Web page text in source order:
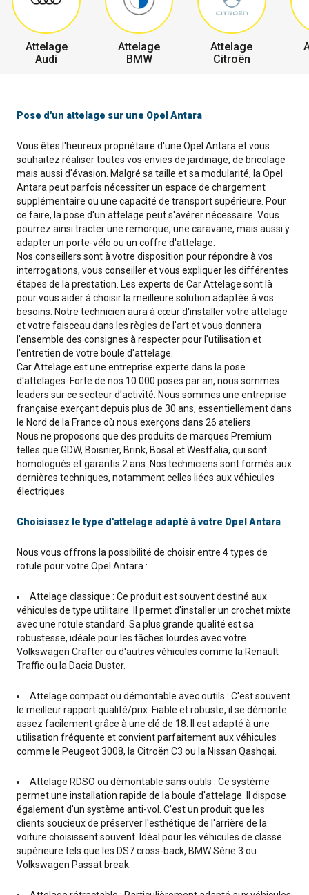
Attelage
Audi
Attelage
BMW
Attelage
Citroën
Pose d'un attelage sur une Opel Antara
Vous êtes l'heureux propriétaire d'une Opel Antara et vous
souhaitez réaliser toutes vos envies de jardinage, de bricolage
mais aussi d'évasion. Malgré sa taille et sa modularité, la Opel
Antara peut parfois nécessiter un espace de chargement
supplémentaire ou une capacité de transport supérieure. Pour
ce faire, la pose d'un attelage peut s'avérer nécessaire. Vous
pourrez ainsi tracter une remorque, une caravane, mais aussi y
adapter un porte-vélo ou un coffre d'attelage.
Nos conseillers sont à votre disposition pour répondre à vos
interrogations, vous conseiller et vous expliquer les différentes
étapes de la prestation. Les experts de Car Attelage sont là
pour vous aider à choisir la meilleure solution adaptée à vos
besoins. Notre technicien aura à cœur d'installer votre attelage
et votre faisceau dans les règles de l'art et vous donnera
l'ensemble des consignes à respecter pour l'utilisation et
l'entretien de votre boule d'attelage.
Car Attelage est une entreprise experte dans la pose
d'attelages. Forte de nos 10 000 poses par an, nous sommes
leaders sur ce secteur d'activité. Nous sommes une entreprise
française exerçant depuis plus de 30 ans, essentiellement dans
le Nord de la France où nous exerçons dans 26 ateliers.
Nous ne proposons que des produits de marques Premium
telles que GDW, Boisnier, Brink, Bosal et Westfalia, qui sont
homologués et garantis 2 ans. Nos techniciens sont formés aux
dernières techniques, notamment celles liées aux véhicules
électriques.
Choisissez le type d'attelage adapté à votre Opel Antara
Nous vous offrons la possibilité de choisir entre 4 types de
rotule pour votre Opel Antara :
Attelage classique : Ce produit est souvent destiné aux
véhicules de type utilitaire. Il permet d'installer un crochet mixte
avec une rotule standard. Sa plus grande qualité est sa
robustesse, idéale pour les tâches lourdes avec votre
Volkswagen Crafter ou d'autres véhicules comme la Renault
Traffic ou la Dacia Duster.
Attelage compact ou démontable avec outils : C'est souvent
le meilleur rapport qualité/prix. Fiable et robuste, il se démonte
assez facilement grâce à une clé de 18. Il est adapté à une
utilisation fréquente et convient parfaitement aux véhicules
comme le Peugeot 3008, la Citroën C3 ou la Nissan Qashqai.
Attelage RDSO ou démontable sans outils : Ce système
permet une installation rapide de la boule d'attelage. Il dispose
également d'un système anti-vol. C'est un produit que les
clients soucieux de préserver l'esthétique de l'arrière de la
voiture choisissent souvent. Idéal pour les véhicules de classe
supérieure tels que les DS7 cross-back, BMW Série 3 ou
Volkswagen Passat break.